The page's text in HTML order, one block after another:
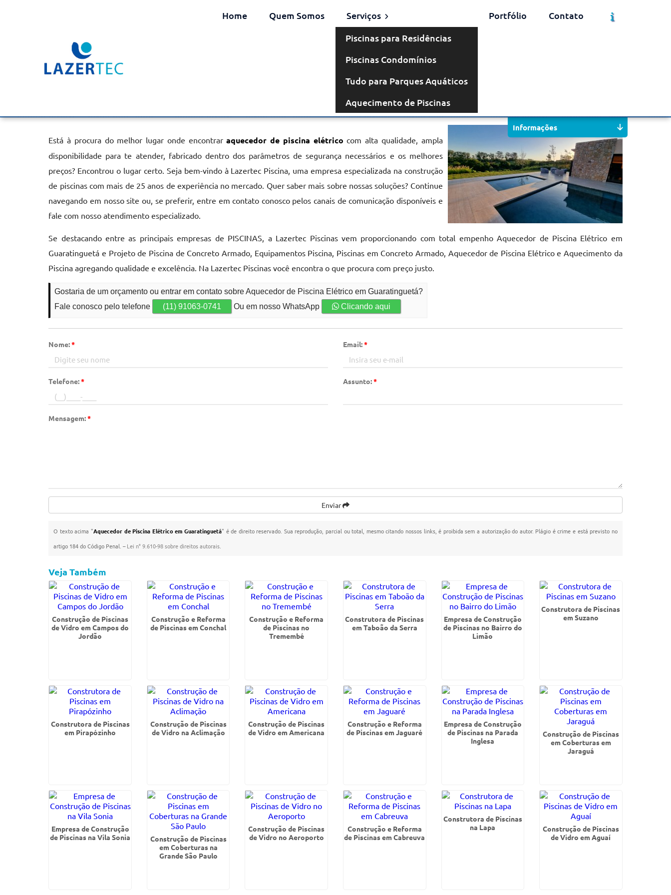
Home Quem Somos
Serviços
Piscinas para Residências
Piscinas Condomínios
Tudo para Parques Aquáticos
Aquecimento de Piscinas
Portfólio Contato
Aquecedor de Piscina Elétrico em
Solicite um Orçamento
Está à procura do melhor lugar onde encontraraquecedor de piscina elétrico com alta qualidade, ampla
disponibilidade para te atender, fabricado dentro dos parâmetros de segurança necessários e os melhores
preços? Encontrou o lugar certo. Seja bem-vindo à Lazertec Piscina, uma empresa especializada na construção
de piscinas com mais de 25 anos de experiência no mercado. Quer saber mais sobre nossas soluções? Continue
navegando em nosso site ou, se preferir, entre em contato conosco pelos canais de comunicação disponíveis e
fale com nosso atendimento especializado.
Se destacando entre as principais empresas de PISCINAS, a Lazertec Piscinas vem proporcionando com total empenho Aquecedor de Piscina Elétrico em
Guaratinguetá e Projeto de Piscina de Concreto Armado, Equipamentos Piscina, Piscinas em Concreto Armado, Aquecedor de Piscina Elétrico e Aquecimento da
Piscina agregando qualidade e excelência. Na Lazertec Piscinas você encontra o que procura com preço justo.
Gostaria de um orçamento ou entrar em contato sobre Aquecedor de Piscina Elétrico em Guaratinguetá?
Fale conosco pelo telefone
(11) 91063-0741 Ou em nosso WhatsApp Clicando aqui
Nome:* Email:*
Telefone:* Assunto:*
Mensagem:*
Enviar
O texto acima "Aquecedor de Piscina Elétrico em Guaratinguetá" é de direito reservado. Sua reprodução, parcial ou total, mesmo citando nossos links, é proibida sem a autorização do autor. Plágio é crime e está previsto no
artigo 184 do Código Penal. –Lei n° 9.610-98 sobre direitos autorais
Informações
Veja Também
Construção de Piscinas
de Vidro em Campos do
Jordão
Construção e Reforma
de Piscinas em Conchal
Construção e Reforma
de Piscinas no
Tremembé
Construtora de Piscinas
em Taboão da Serra
Empresa de Construção
de Piscinas no Bairro do
Limão
Construtora de Piscinas
em Suzano
Construtora de Piscinas
em Pirapózinho
Construção de Piscinas
de Vidro na Aclimação
Construção de Piscinas
de Vidro em Americana
Construção e Reforma
de Piscinas em Jaguaré
Empresa de Construção
de Piscinas na Parada
Inglesa
Construção de Piscinas
em Coberturas em
Jaraguá
Empresa de Construção
de Piscinas na Vila Sonia
Construção de Piscinas
em Coberturas na
Grande São Paulo
Construção de Piscinas
de Vidro no Aeroporto
Construção e Reforma
de Piscinas em Cabreuva
Construtora de Piscinas
na Lapa
Construção de Piscinas
de Vidro em Aguaí